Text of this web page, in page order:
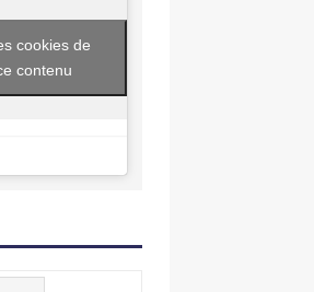
cookies de
contenu